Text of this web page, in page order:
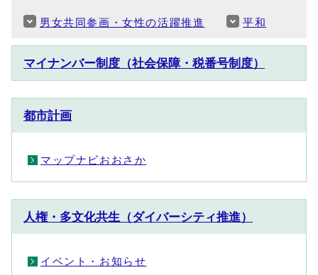
男女共同参画・女性の活躍推進 平和
マイナンバー制度（社会保障・税番号制度）
都市計画
マップナビおおさか
人権・多文化共生（ダイバーシティ推進）
イベント・お知らせ